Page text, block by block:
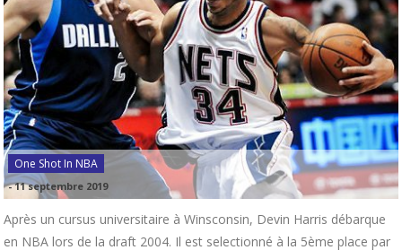
One Shot In NBA
-11 septembre 2019
Après un cursus universitaire à Winsconsin, Devin Harris débarque
en NBA lors de la draft 2004. Il est selectionné à la 5ème place par